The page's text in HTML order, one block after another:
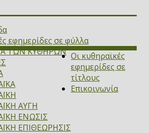
εφημερίδες σε φύλλα
ΤΩΝ ΚΥΘΗΡΩΝ
ΑΥΓΗ
ΕΝΩΣΙΣ
ΕΠΙΘΕΩΡΗΣΙΣ
Οι κυθηραϊκές
εφημερίδες σε
τίτλους
Επικοινωνία